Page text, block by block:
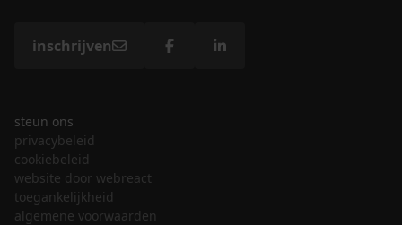
inschrijven
steun ons
privacybeleid
cookiebeleid
website door webreact
toegankelijkheid
algemene voorwaarden